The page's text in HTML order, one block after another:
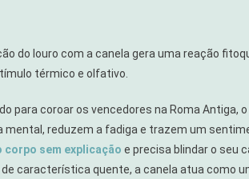
do louro com a canela gera uma reação
térmico e olfativo.
para coroar os vencedores na Roma Antiga,
reduzem a fadiga e trazem um
corpo sem explicação e precisa blindar o seu
de característica quente, a canela atua como